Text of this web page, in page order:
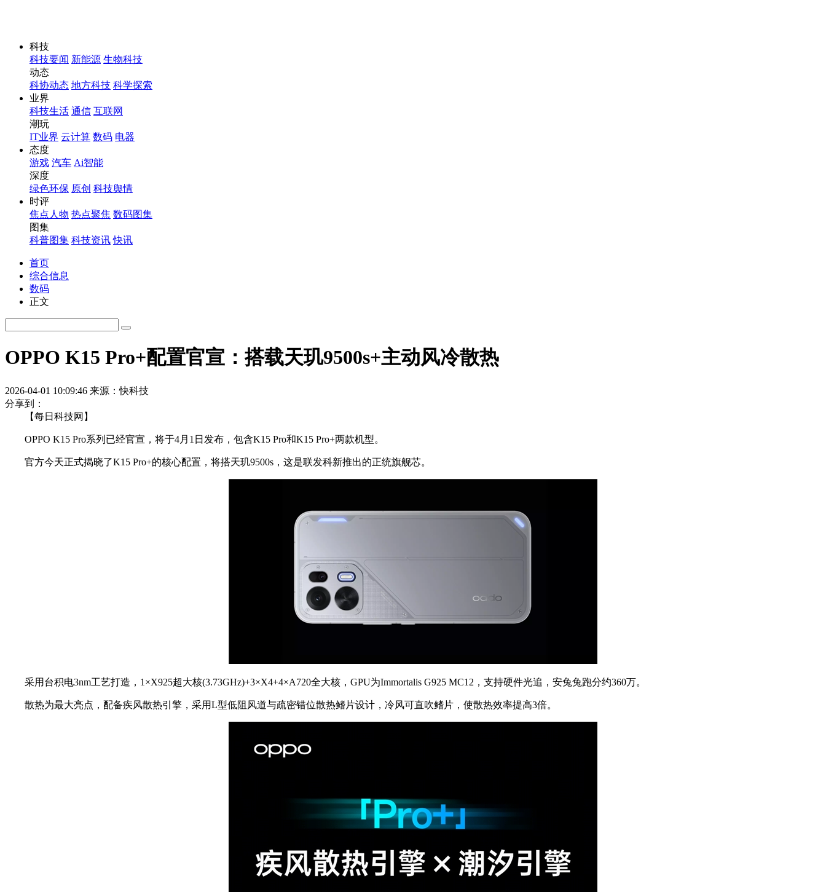
科技
科技要闻 新能源 生物科技
动态
科协动态 地方科技 科学探索
业界
科技生活 通信 互联网
潮玩
IT业界 云计算 数码 电器
态度
游戏 汽车 Ai智能
深度
绿色环保 原创 科技舆情
时评
焦点人物 热点聚焦 数码图集
图集
科普图集 科技资讯 快讯
首页
综合信息
数码
正文
OPPO K15 Pro+配置官宣：搭载天玑9500s+主动风冷散热
2026-04-01 10:09:46 来源：快科技
分享到：
【每日科技网】
OPPO K15 Pro系列已经官宣，将于4月1日发布，包含K15 Pro和K15 Pro+两款机型。
官方今天正式揭晓了K15 Pro+的核心配置，将搭天玑9500s，这是联发科新推出的正统旗舰芯。
采用台积电3nm工艺打造，1×X925超大核(3.73GHz)+3×X4+4×A720全大核，GPU为Immortalis G925 MC12，支持硬件光追，安兔兔跑分约360万。
散热为最大亮点，配备疾风散热引擎，采用L型低阻风道与疏密错位散热鳍片设计，冷风可直吹鳍片，使散热效率提高3倍。